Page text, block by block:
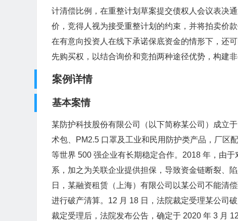
计清偿比例，在重整计划草案提交债权人会议表决
价，竞得人视为接受重整计划的约束，并将拍卖价
在有意向投资人在线下承诺保底资金的情形下，还
先购买权，以结合询价和竞拍两种途径优势，构建
案例详情
基本案情
某防护科技股份有限公司（以下简称某公司）成立
术包、PM2.5 口罩及工业和民用防护类产品，厂区
等世界 500 强企业有长期稳定合作。2018 年，由
系，加之为关联企业提供担保，导致资金链断裂、
日，某融资租赁（上海）有限公司以某公司不能清
进行破产清算。12 月 18 日，法院裁定受理某公司破
裁定受理后，法院发布公告，确定于 2020 年 3 月